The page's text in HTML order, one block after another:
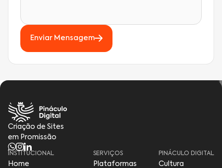
Enviar Mensagem
Criação de Sites
em Promissão
INSTITUCIONAL
Home
SERVIÇOS
Plataformas
PINÁCULO DIGITAL
Cultura